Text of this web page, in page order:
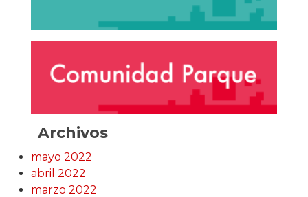
Archivos
mayo 2022
abril 2022
marzo 2022